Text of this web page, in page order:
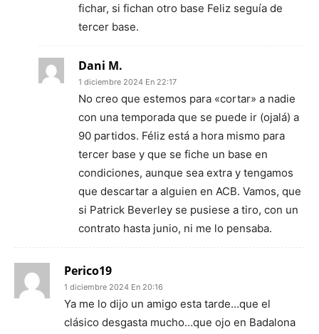
fichar, si fichan otro base Feliz seguía de
tercer base.
Dani M.
1 diciembre 2024 En 22:17
No creo que estemos para «cortar» a nadie
con una temporada que se puede ir (ojalá) a
90 partidos. Féliz está a hora mismo para
tercer base y que se fiche un base en
condiciones, aunque sea extra y tengamos
que descartar a alguien en ACB. Vamos, que
si Patrick Beverley se pusiese a tiro, con un
contrato hasta junio, ni me lo pensaba.
Perico19
1 diciembre 2024 En 20:16
Ya me lo dijo un amigo esta tarde…que el
clásico desgasta mucho…que ojo en Badalona